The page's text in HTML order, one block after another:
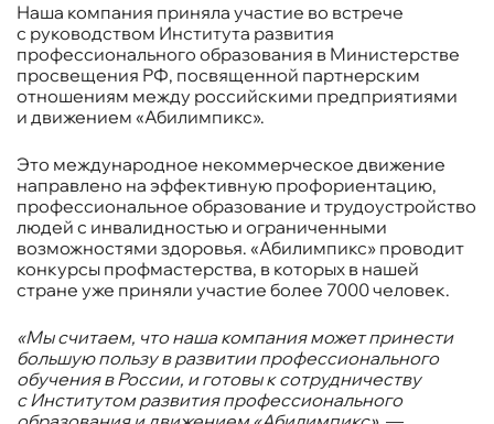
Наша компания приняла участие во встрече
с руководством Института развития
профессионального образования в Министерстве
просвещения РФ, посвященной партнерским
отношениям между российскими предприятиями
и движением «Абилимпикс».
Это международное некоммерческое движение
направлено на эффективную профориентацию,
профессиональное образование и трудоустройство
людей с инвалидностью и ограниченными
возможностями здоровья. «Абилимпикс» проводит
конкурсы профмастерства, в которых в нашей
стране уже приняли участие более 7000 человек.
«Мы считаем, что наша компания может принести
большую пользу в развитии профессионального
обучения в России, и готовы к сотрудничеству
с Институтом развития профессионального